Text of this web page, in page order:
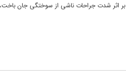
اثر شدت جراحات ناشی از سوختگی جان